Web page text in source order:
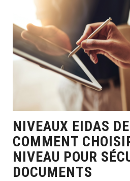
NIVEAUX EIDAS
COMMENT
NIVEAU POUR
DOCUMENTS